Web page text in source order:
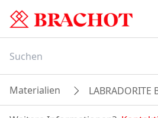
Materialien LABRADORITE